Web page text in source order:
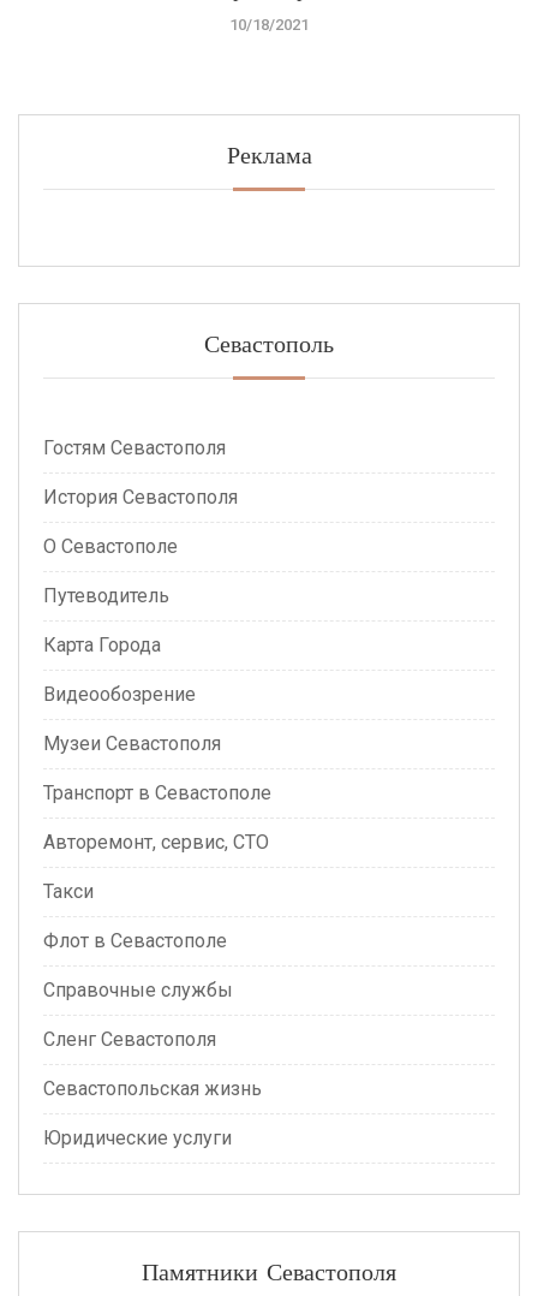
10/18/2021
Реклама
Севастополь
Гостям Севастополя
История Севастополя
О Севастополе
Путеводитель
Карта Города
Видеообозрение
Музеи Севастополя
Транспорт в Севастополе
Авторемонт, сервис, СТО
Такси
Флот в Севастополе
Справочные службы
Сленг Севастополя
Севастопольская жизнь
Юридические услуги
Памятники Севастополя